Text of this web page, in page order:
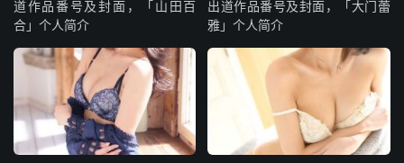
道作品番号及封面，「山田百
合」个人简介
出道作品番号及封面，「大门蕾
雅」个人简介